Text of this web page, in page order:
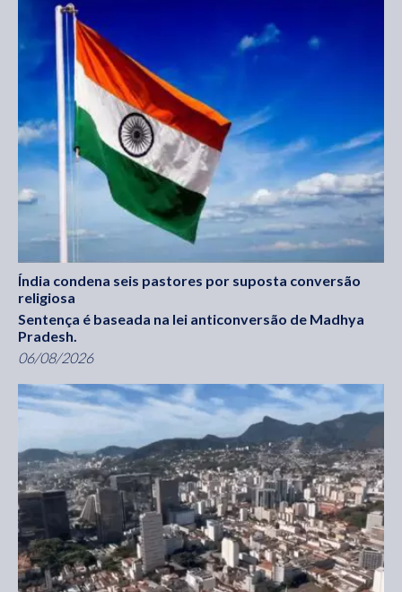
Índia condena seis pastores por suposta conversão
religiosa
Sentença é baseada na lei anticonversão de Madhya
Pradesh.
06/08/2026